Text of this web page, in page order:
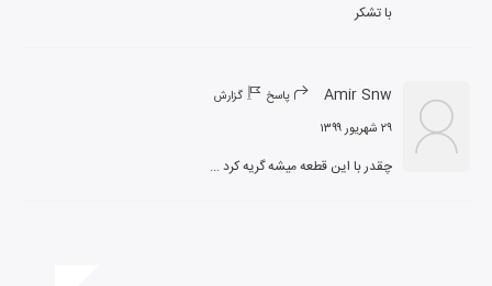
با تشکر
Amir Snw پاسخ گزارش
۲۹ شهریور ۱۳۹۹
چقدر با این قطعه میشه گریه کرد ...